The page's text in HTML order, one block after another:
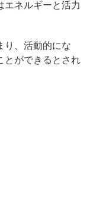
エネルギーと活力
り、活動的にな
とができるとされ